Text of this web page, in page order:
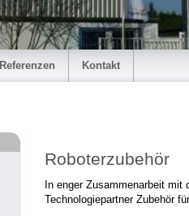
Referenzen Kontakt
Roboterzubehör
In enger Zusammenarbeit
Technologiepartner Zubehör